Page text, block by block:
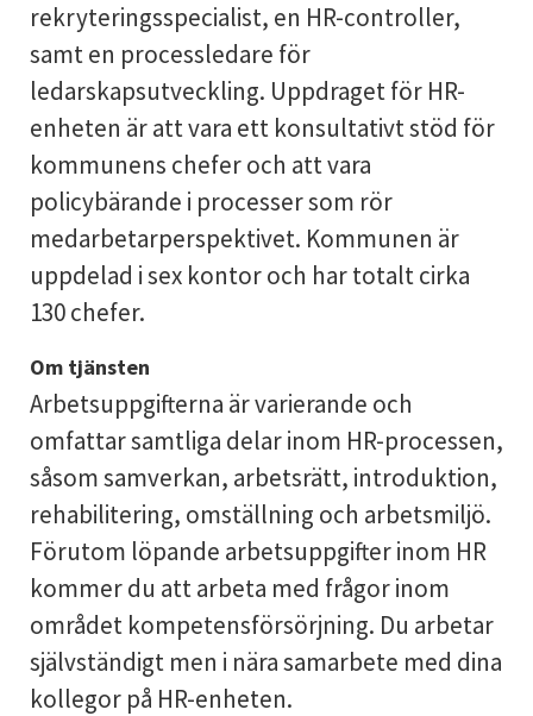
rekryteringsspecialist, en HR-controller,
samt en processledare för
ledarskapsutveckling. Uppdraget för HR-
enheten är att vara ett konsultativt stöd för
kommunens chefer och att vara
policybärande i processer som rör
medarbetarperspektivet. Kommunen är
uppdelad i sex kontor och har totalt cirka
130 chefer.
Om tjänsten
Arbetsuppgifterna är varierande och
omfattar samtliga delar inom HR-processen,
såsom samverkan, arbetsrätt, introduktion,
rehabilitering, omställning och arbetsmiljö.
Förutom löpande arbetsuppgifter inom HR
kommer du att arbeta med frågor inom
området kompetensförsörjning. Du arbetar
självständigt men i nära samarbete med dina
kollegor på HR-enheten.